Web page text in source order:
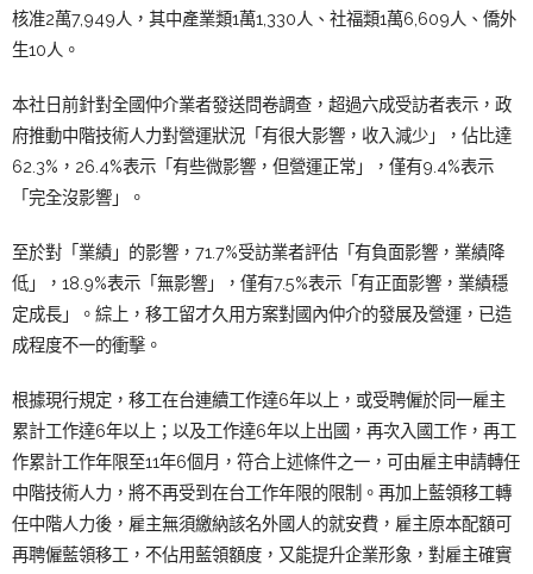
核准2萬7,949人，其中產業類1萬1,330人、社福類1萬6,609人、僑外
生10人。
本社日前針對全國仲介業者發送問卷調查，超過六成受訪者表示，政
府推動中階技術人力對營運狀況「有很大影響，收入減少」，佔比達
62.3%，26.4%表示「有些微影響，但營運正常」，僅有9.4%表示
「完全沒影響」。
至於對「業績」的影響，71.7%受訪業者評估「有負面影響，業績降
低」，18.9%表示「無影響」，僅有7.5%表示「有正面影響，業績穩
定成長」。綜上，移工留才久用方案對國內仲介的發展及營運，已造
成程度不一的衝擊。
根據現行規定，移工在台連續工作達6年以上，或受聘僱於同一雇主
累計工作達6年以上；以及工作達6年以上出國，再次入國工作，再工
作累計工作年限至11年6個月，符合上述條件之一，可由雇主申請轉任
中階技術人力，將不再受到在台工作年限的限制。再加上藍領移工轉
任中階人力後，雇主無須繳納該名外國人的就安費，雇主原本配額可
再聘僱藍領移工，不佔用藍領額度，又能提升企業形象，對雇主確實